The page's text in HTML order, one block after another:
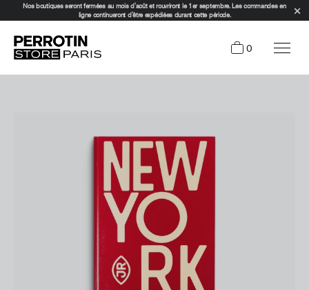
Nos boutiques seront fermées au mois d'août et rouvriront le 1er septembre. Les commandes en
ligne continueront d'être expédiées durant cette période.
0